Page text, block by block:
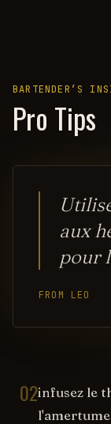
BARTENDER’S
Pro Tips
aux
pour
FROM LEO
02infusez le
l'amertume